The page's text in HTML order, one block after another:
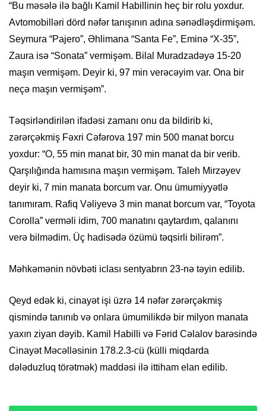
“Bu məsələ ilə bağlı Kamil Habillinin heç bir rolu yoxdur.
Avtomobilləri dörd nəfər tanışının adına sənədləşdirmişəm.
Seymura “Pajero”, Əhlimana “Santa Fe”, Eminə “X-35”,
Zaura isə “Sonata” vermişəm. Bilal Muradzadəyə 15-20
maşın vermişəm. Deyir ki, 97 min verəcəyim var. Ona bir
neçə maşın vermişəm”.
Təqsirləndirilən ifadəsi zamanı onu da bildirib ki,
zərərçəkmiş Fəxri Cəfərova 197 min 500 manat borcu
yoxdur: “O, 55 min manat bir, 30 min manat da bir verib.
Qarşılığında hamısına maşın vermişəm. Taleh Mirzəyev
deyir ki, 7 min manata borcum var. Onu ümumiyyətlə
tanımıram. Rafiq Vəliyevə 3 min manat borcum var, “Toyota
Corolla” verməli idim, 700 manatını qaytardım, qalanını
verə bilmədim. Üç hadisədə özümü təqsirli bilirəm”.
Məhkəmənin növbəti iclası sentyabrın 23-nə təyin edilib.
Qeyd edək ki, cinayət işi üzrə 14 nəfər zərərçəkmiş
qismində tanınıb və onlara ümumilikdə bir milyon manata
yaxın ziyan dəyib. Kamil Habilli və Fərid Cəlalov barəsində
Cinayət Məcəlləsinin 178.2.3-cü (külli miqdarda
dələduzluq törətmək) maddəsi ilə ittiham elan edilib.